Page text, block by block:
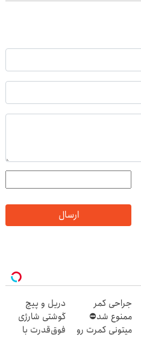
ارسال
جراحی کمر
ممنوع شد⛔
میتونی کمرت رو
دریل و پیچ
گوشتی شارژی
فوق‌قدرت با